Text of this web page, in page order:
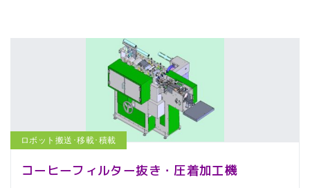
ロボット搬送･移載･積載
コーヒーフィルター抜き・圧着加工機